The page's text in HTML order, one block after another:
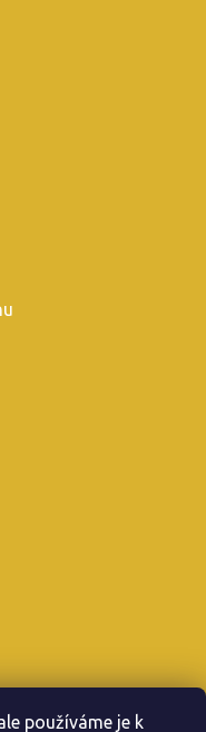
používáme je k